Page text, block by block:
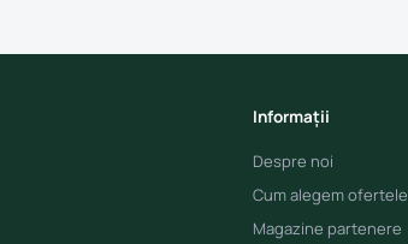
Informații
Despre noi
Cum alegem ofertele
Magazine partenere